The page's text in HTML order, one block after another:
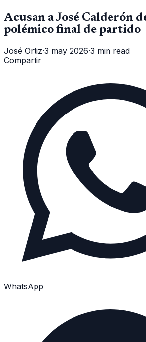
Acusan a José Calderón
polémico final de partido
José Ortiz·3 may 2026·3 min read
Compartir
WhatsApp